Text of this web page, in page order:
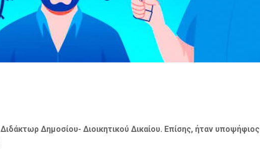
Διδάκτωρ Δημοσίου- Διοικητικού Δικαίου. Επίσης, ήταν υποψήφιος